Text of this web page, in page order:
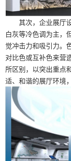
其次，企业展厅设
白灰等冷色调为主，
觉冲击力和吸引力。
对比色或互补色来营
所区别，以突出重点
适、和谐的展厅环境